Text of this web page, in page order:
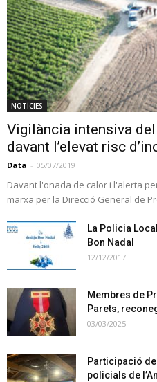
NOTÍCIES
Vigilància intensiva
davant l’elevat risc
Data - 05/07/2019
Davant l'onada de calor i l'alerta
marxa per la Direcció General de
La Policia
Bon Nadal
12/12/2017
Membres de
Parets,
03/03/2025
Participació
policials de